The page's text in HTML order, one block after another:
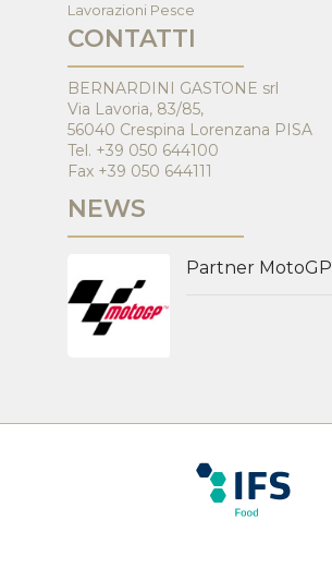
Lavorazioni Pesce
CONTATTI
BERNARDINI GASTONE srl
Via Lavoria, 83/85,
56040 Crespina Lorenzana PISA
Tel. +39 050 644100
Fax +39 050 644111
NEWS
Partner MotoGP